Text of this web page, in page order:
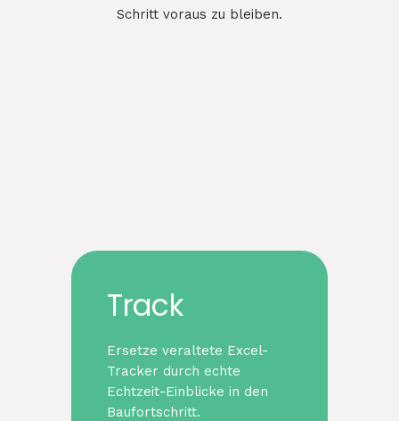
Schritt voraus zu bleiben.
Track
Ersetze veraltete Excel-
Tracker durch echte
Echtzeit-Einblicke in den
Baufortschritt.